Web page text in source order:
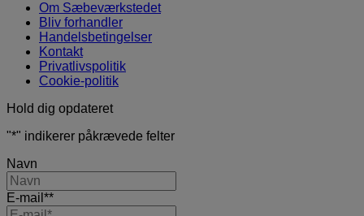
Om Sæbeværkstedet
Bliv forhandler
Handelsbetingelser
Kontakt
Privatlivspolitik
Cookie-politik
Hold dig opdateret
"*" indikerer påkrævede felter
Navn
E-mail**